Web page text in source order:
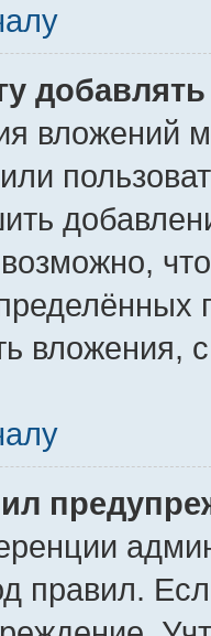
вложений
вложения,
правил.